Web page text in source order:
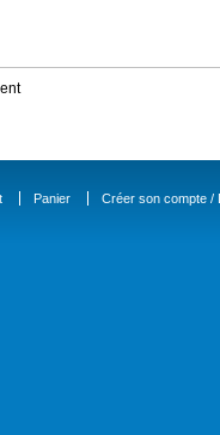
Panier Créer son compte /